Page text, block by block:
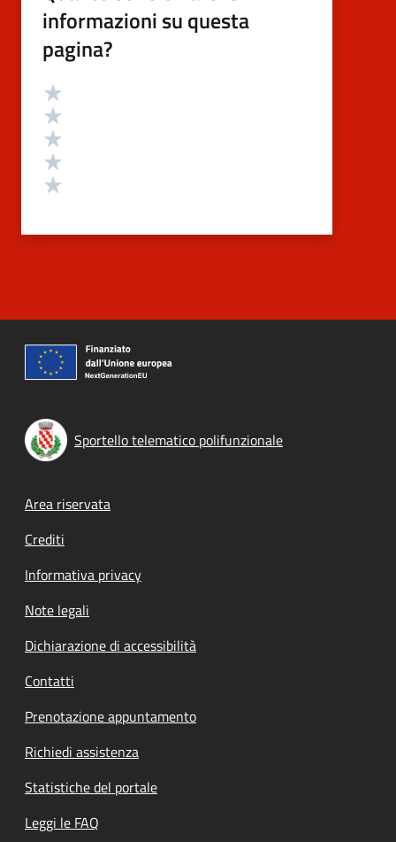
informazioni su questa
pagina?
Valutazione
Sportello telematico polifunzionale
Footer menu
Area riservata
Crediti
Informativa privacy
Note legali
Dichiarazione di accessibilità
Contatti
Prenotazione appuntamento
Richiedi assistenza
Statistiche del portale
Leggi le FAQ